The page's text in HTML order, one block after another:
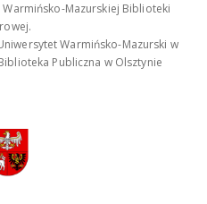
Mazurskiej Biblioteki
Warmińsko-Mazurski w
Publiczna w Olsztynie